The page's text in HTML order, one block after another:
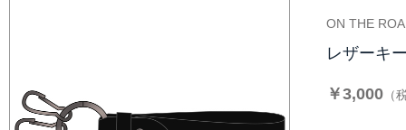
ON THE
レザーキ
￥3,000 （